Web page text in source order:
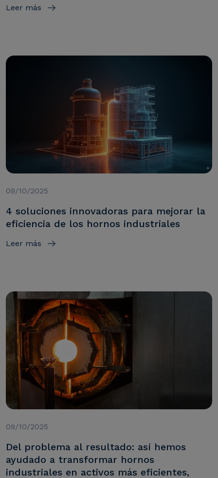
Leer más
09/10/2025
4 soluciones innovadoras para mejorar la
eficiencia de los hornos industriales
Leer más
09/10/2025
Del problema al resultado: así hemos
ayudado a transformar hornos
industriales en activos más eficientes,